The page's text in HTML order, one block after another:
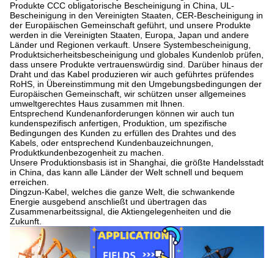
Produkte CCC obligatorische Bescheinigung in China, UL-
Bescheinigung in den Vereinigten Staaten, CER-Bescheinigung in
der Europäischen Gemeinschaft geführt, und unsere Produkte
werden in die Vereinigten Staaten, Europa, Japan und andere
Länder und Regionen verkauft. Unsere Systembescheinigung,
Produktsicherheitsbescheinigung und globales Kundenlob prüfen,
dass unsere Produkte vertrauenswürdig sind. Darüber hinaus der
Draht und das Kabel produzieren wir auch geführtes prüfendes
RoHS, in Übereinstimmung mit den Umgebungsbedingungen der
Europäischen Gemeinschaft, wir schützen unser allgemeines
umweltgerechtes Haus zusammen mit Ihnen.
Entsprechend Kundenanforderungen können wir auch tun
kundenspezifisch anfertigen, Produktion, um spezifische
Bedingungen des Kunden zu erfüllen des Drahtes und des
Kabels, oder entsprechend Kundenbauzeichnungen,
Produktkundenbezogenheit zu machen.
Unsere Produktionsbasis ist in Shanghai, die größte Handelsstadt
in China, das kann alle Länder der Welt schnell und bequem
erreichen.
Dingzun-Kabel, welches die ganze Welt, die schwankende
Energie ausgebend anschließt und übertragen das
Zusammenarbeitssignal, die Aktiengelegenheiten und die
Zukunft.